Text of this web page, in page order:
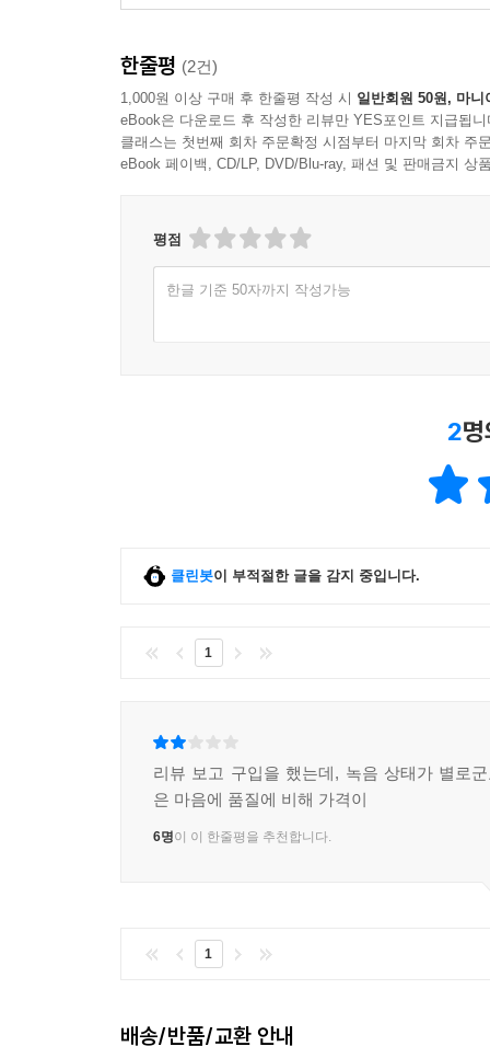
한줄평 (2건)
1,000원 이상 구매 후 한줄평 작성 시 일반회원 50원, 마니
eBook은 다운로드 후 작성한 리뷰만 YES포인트 지급됩니
클래스는 첫번째 회차 주문확정 시점부터 마지막 회차 주
eBook 페이백, CD/LP, DVD/Blu-ray, 패션 및 판매금지 상
평점
한글 기준 50자까지 작성가능
2
클린봇이 부적절한 글을 감지 중입니다.
1
리뷰 보고 구입을 했는데, 녹음 상태가 별로
은 마음에 품질에 비해 가격이
6명이 이 한줄평을 추천합니다.
1
배송/반품/교환 안내